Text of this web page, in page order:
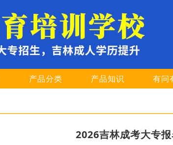
产品分类 产品知识 有问
2026吉林成考大专